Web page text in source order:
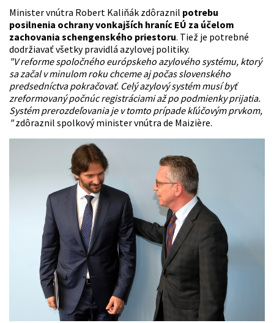
Minister vnútra Robert Kaliňák zdôraznil potrebu
posilnenia ochrany vonkajších hraníc EÚ za účelom
zachovania schengenského priestoru. Tiež je potrebné
dodržiavať všetky pravidlá azylovej politiky.
"V reforme spoločného európskeho azylového systému, ktorý
sa začal v minulom roku chceme aj počas slovenského
predsedníctva pokračovať. Celý azylový systém musí byť
zreformovaný počnúc registráciami až po podmienky prijatia.
Systém prerozdeľovania je v tomto prípade kľúčovým prvkom,
"zdôraznil spolkový minister vnútra de Maizière.